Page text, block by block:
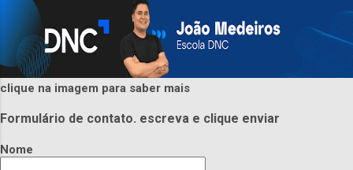
clique na imagem para saber mais
Formulário de contato. escreva e clique enviar
Nome